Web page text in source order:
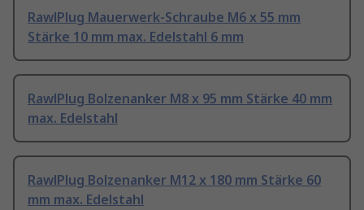
RawlPlug Mauerwerk-Schraube M6 x 55 mm
Stärke 10 mm max. Edelstahl 6 mm
RawlPlug Bolzenanker M8 x 95 mm Stärke 40 mm
max. Edelstahl
RawlPlug Bolzenanker M12 x 180 mm Stärke 60
mm max. Edelstahl